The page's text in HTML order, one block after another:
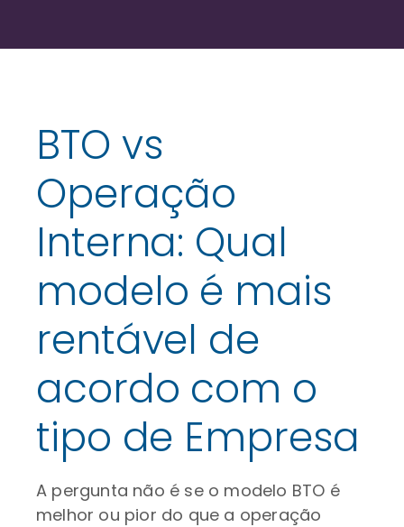
BTO vs
Operação
Interna: Qual
modelo é mais
rentável de
acordo com o
tipo de Empresa
A pergunta não é se o modelo BTO é
melhor ou pior do que a operação